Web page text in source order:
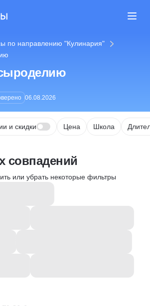
по направлению "Кулинария"
06.08.2026
и скидки Цена Школа
совпадений
или убрать некоторые фильтры